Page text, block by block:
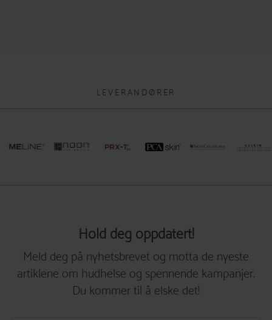
LEVERANDØRER
Hold deg oppdatert!
Meld deg på nyhetsbrevet og motta de nyeste
artiklene om hudhelse og spennende kampanjer.
Du kommer til å elske det!